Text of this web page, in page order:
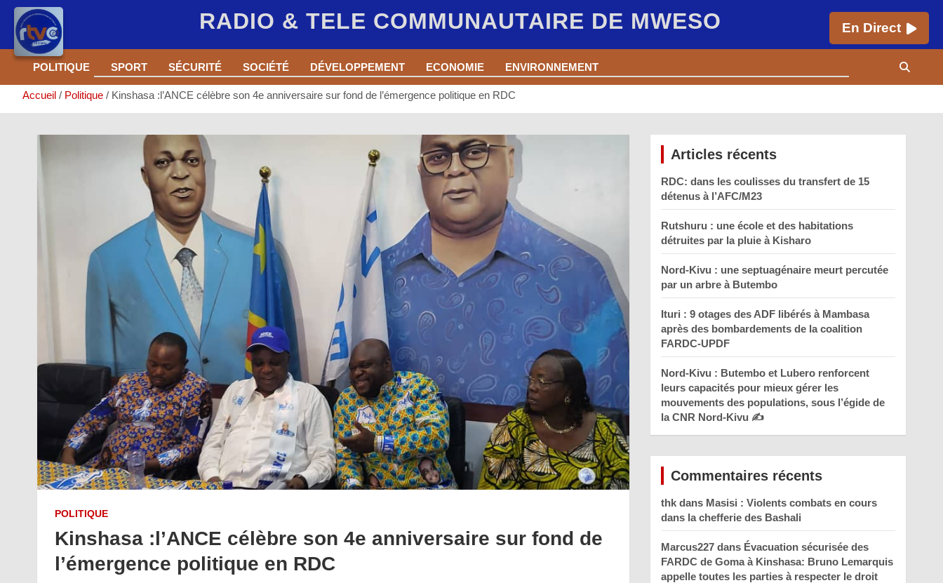
RADIO & TELE COMMUNAUTAIRE DE MWESO En Direct
Aller
contenu
POLITIQUE SPORT SÉCURITÉ SOCIÉTÉ DÉVELOPPEMENT ECONOMIE ENVIRONNEMENT
Accueil Politique Kinshasa :l’ANCE célèbre son 4e anniversaire sur fond de l’émergence politique en RDC
POLITIQUE
Kinshasa :l’ANCE célèbre son 4e anniversaire sur fond de
l’émergence politique en RDC
Articles récents
RDC: dans les coulisses du transfert de 15
détenus à l’AFC/M23
Rutshuru : une école et des habitations
détruites par la pluie à Kisharo
Nord-Kivu : une septuagénaire meurt percutée
par un arbre à Butembo
Ituri : 9 otages des ADF libérés à Mambasa
après des bombardements de la coalition
FARDC-UPDF
Nord-Kivu : Butembo et Lubero renforcent
leurs capacités pour mieux gérer les
mouvements des populations, sous l’égide de
la CNR Nord-Kivu ✍️
Commentaires récents
thkdans Masisi : Violents combats en cours
dans la chefferie des Bashali
Marcus227dans Évacuation sécurisée des
FARDC de Goma à Kinshasa: Bruno Lemarquis
appelle toutes les parties à respecter le droit